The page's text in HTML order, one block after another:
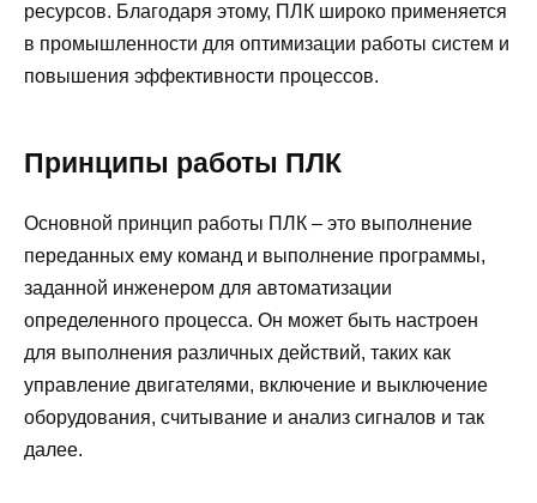
ресурсов. Благодаря этому, ПЛК широко применяется
в промышленности для оптимизации работы систем и
повышения эффективности процессов.
Принципы работы ПЛК
Основной принцип работы ПЛК – это выполнение
переданных ему команд и выполнение программы,
заданной инженером для автоматизации
определенного процесса. Он может быть настроен
для выполнения различных действий, таких как
управление двигателями, включение и выключение
оборудования, считывание и анализ сигналов и так
далее.